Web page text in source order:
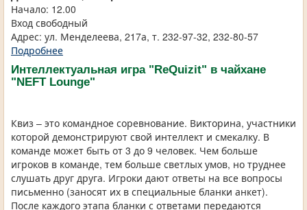
Начало: 12.00
Вход свободный
Адрес: ул. Менделеева, 217а, т. 232-97-32, 232-80-57
Подробнее
Интеллектуальная игра "ReQuizit" в чайхане
"NEFT Lounge"
Квиз – это командное соревнование. Викторина, участники
которой демонстрируют свой интеллект и смекалку. В
команде может быть от 3 до 9 человек. Чем больше
игроков в команде, тем больше светлых умов, но труднее
слушать друг друга. Игроки дают ответы на все вопросы
письменно (заносят их в специальные бланки анкет).
После каждого этапа бланки с ответами передаются